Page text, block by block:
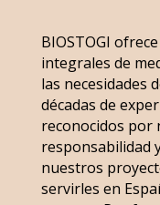
BIOSTOGI
integrales de
las necesidades
décadas de
reconocidos por
responsabilidad
nuestros
servirles en